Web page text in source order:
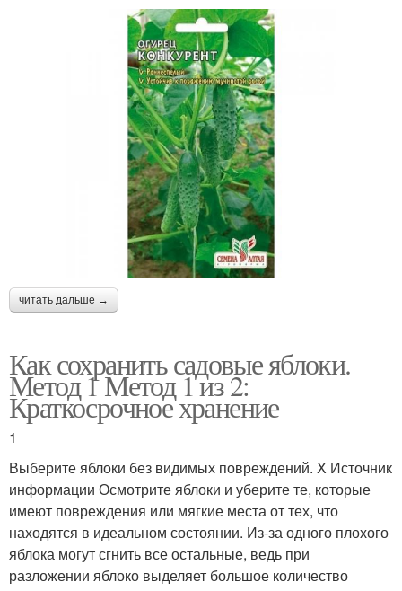
читать дальше →
Как сохранить садовые яблоки.
Метод 1 Метод 1 из 2:
Краткосрочное хранение
1
Выберите яблоки без видимых повреждений. X Источник
информации Осмотрите яблоки и уберите те, которые
имеют повреждения или мягкие места от тех, что
находятся в идеальном состоянии. Из-за одного плохого
яблока могут сгнить все остальные, ведь при
разложении яблоко выделяет большое количество